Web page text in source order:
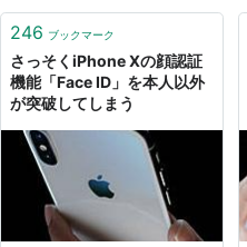
246 ブックマーク
さっそくiPhone Xの顔認証
機能「Face ID」を本人以外
が突破してしまう